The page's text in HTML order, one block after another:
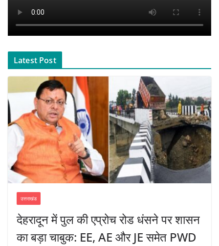
Latest Post
उत्तराखंड
देहरादून में पुल की एप्रोच रोड धंसने पर शासन
का बड़ा चाबुक: EE, AE और JE समेत PWD